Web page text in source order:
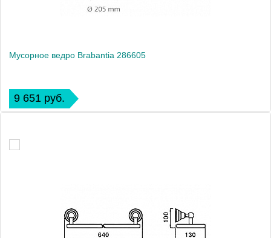
Мусорное ведро Brabantia 286605
9 651 руб.